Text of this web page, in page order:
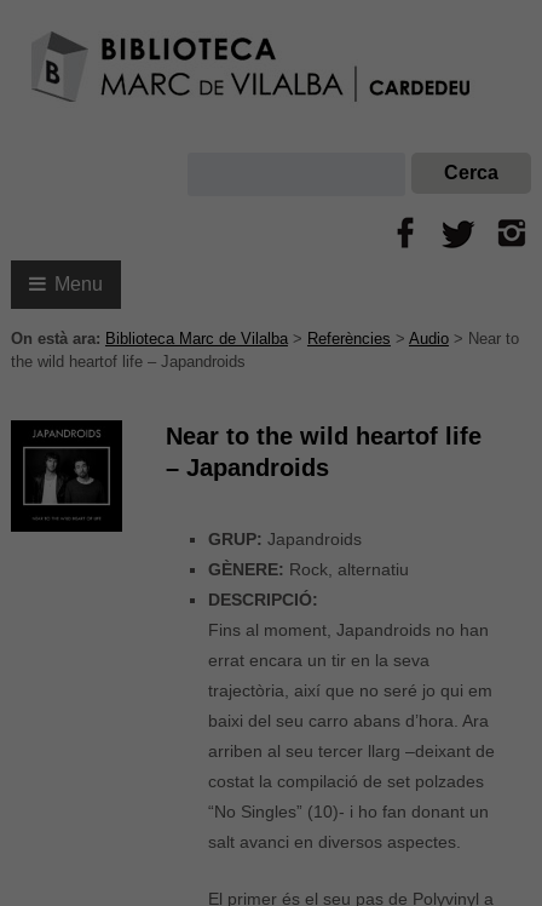
Menu
On està ara: Biblioteca Marc de Vilalba> Referències > Audio> Near to
the wild heartof life – Japandroids
Near to the wild heartof life
– Japandroids
GRUP: Japandroids
GÈNERE: Rock, alternatiu
DESCRIPCIÓ:
Fins al moment, Japandroids no han
errat encara un tir en la seva
trajectòria, així que no seré jo qui em
baixi del seu carro abans d’hora. Ara
arriben al seu tercer llarg –deixant de
costat la compilació de set polzades
“No Singles” (10)- i ho fan donant un
salt avanci en diversos aspectes.
El primer és el seu pas de Polyvinyl a